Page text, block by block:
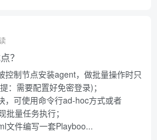
？
控制节点安装agent，做批量操作时只
：需要配置好免密登录)；
，可使用命令行ad-hoc方式或者
批量任务执行；
文件编写一套Playboo...